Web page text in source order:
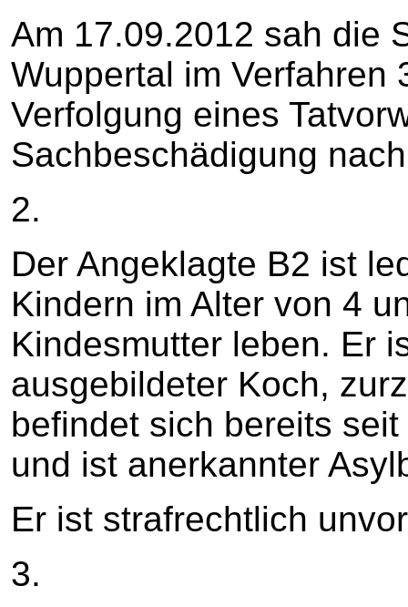
Am 17.09.2012 sah die
Wuppertal im Verfahren
Verfolgung eines
Sachbeschädigung
2.
Der Angeklagte B2 ist
Kindern im Alter von 4
Kindesmutter leben. Er
ausgebildeter Koch,
befindet sich bereits
und ist anerkannter
Er ist strafrechtlich
3.